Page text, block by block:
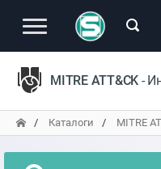
MITRE ATT&CK -
Каталоги MITRE